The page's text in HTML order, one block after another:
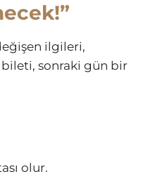
ilgileri,
bileti, sonraki gün bir
olur.